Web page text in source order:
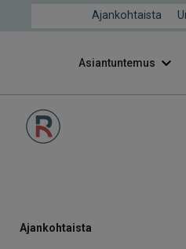
Ajankohtaista
Asiantuntemus
Ajankohtaista